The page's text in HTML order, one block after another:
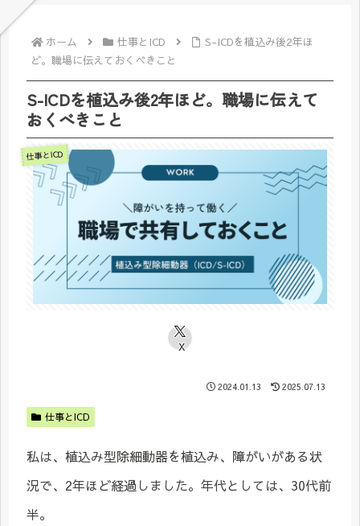
ホーム 仕事とICD
S-ICDを植込み後2年ほ
ど。職場に伝えておくべきこと
S-ICDを植込み後2年ほど。職場に伝えて
おくべきこと
仕事とICD
X
2024.01.13 2025.07.13
仕事とICD
私は、植込み型除細動器を植込み、障がいがある状
況で、2年ほど経過しました。年代としては、30代前
半。